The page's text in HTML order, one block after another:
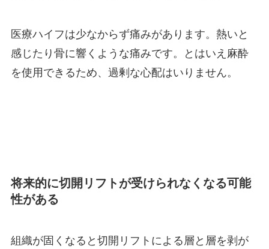
医療ハイフは少なからず痛みがあります。熱いと
感じたり骨に響くような痛みです。とはいえ麻酔
を使用できるため、過剰な心配はいりません。
将来的に切開リフトが受けられなくなる可能
性がある
組織が固くなると切開リフトによる層と層を剥が